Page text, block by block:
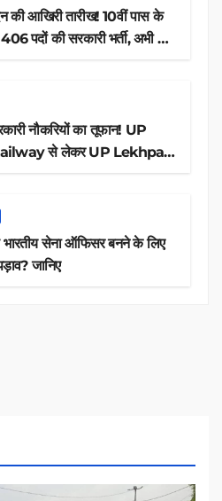
आखिरी तारीख! 10वीं पास के
पदों की सरकारी भर्ती, अभी करें
नौकरियों का तूफान! UP
से लेकर UP Lekhpal
भारतीय सेना ऑफिसर बनने के लिए
जानिए